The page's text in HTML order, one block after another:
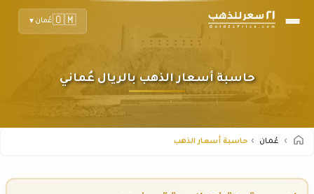
🇴🇲عُمان▼
حاسبة أسعار الذهب بالريال عُماني
عُمان حاسبة أسعار الذهب